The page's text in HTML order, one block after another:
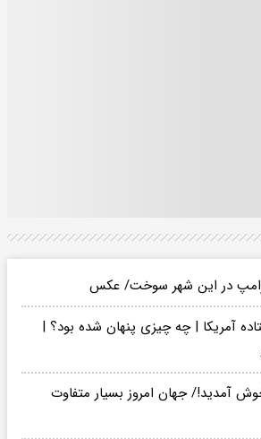
در این شهر سوخت/ عکس
آمریکا | چه چیزی پنهان شده بود؟ |
آمدید!/ جهان امروز بسیار متفاوت